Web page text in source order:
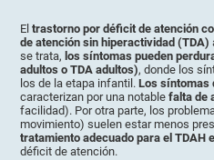
Eltrastorno por déficit de atención
de atención sin hiperactividad (TDA)
se trata, los síntomas pueden
adultos o TDA adultos), donde los
los de la etapa infantil.Los síntomas
caracterizan por una notablefalta de
facilidad). Por otra parte, los
movimiento) suelen estar menos
tratamiento adecuado para el TDAH
déficit de atención.